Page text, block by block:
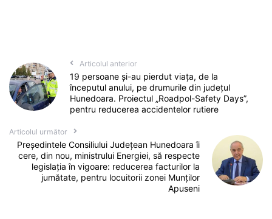
Articolul anterior
19 persoane și-au pierdut viața, de la
începutul anului, pe drumurile din județul
Hunedoara. Proiectul „Roadpol-Safety Days”,
pentru reducerea accidentelor rutiere
Articolul următor
Președintele Consiliului Județean Hunedoara îi
cere, din nou, ministrului Energiei, să respecte
legislația în vigoare: reducerea facturilor la
jumătate, pentru locuitorii zonei Munților
Apuseni